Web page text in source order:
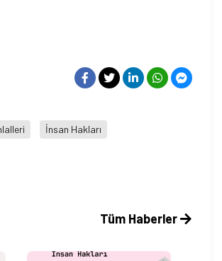
İnsan Hakları
Tüm Haberler